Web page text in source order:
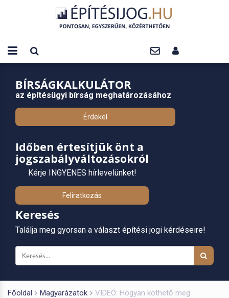
BÍRSÁGKALKULÁTOR
az építésügyi bírság meghatározásához
Érdekel
Időben értesítjük önt a
jogszabályváltozásokról
Kérje INGYENES hírlevelünket!
Feliratkozás
Keresés
Találja meg gyorsan a választ építési jogi kérdéseire!
Főoldal Magyarázatok
VIDEÓ: Hogyan köthető meg